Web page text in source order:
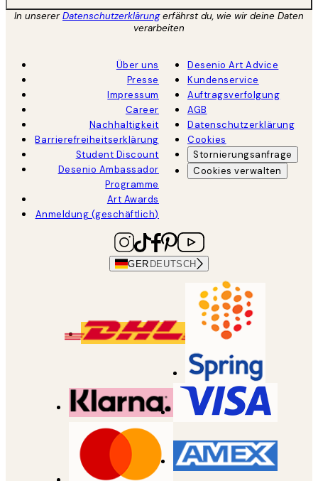
In unsererDatenschutzerklärungerfährst du, wie wir deine Daten
verarbeiten
Über uns
Presse
Impressum
Career
Nachhaltigkeit
Barrierefreiheitserklärung
Student Discount
Desenio Ambassador
Programme
Art Awards
Anmeldung (geschäftlich)
Desenio Art Advice
Kundenservice
Auftragsverfolgung
AGB
Datenschutzerklärung
Cookies
Stornierungsanfrage
Cookies verwalten
GER DEUTSCH